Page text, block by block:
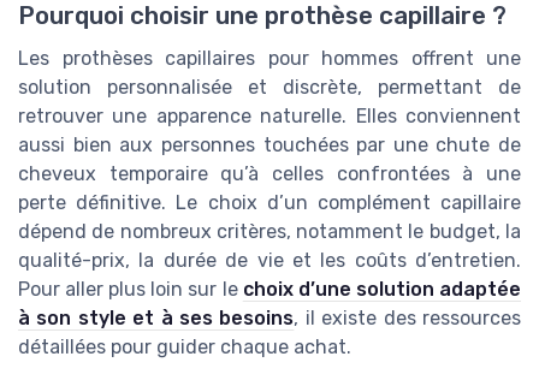
Pourquoi choisir une prothèse capillaire ?
Les prothèses capillaires pour hommes offrent une
solution personnalisée et discrète, permettant de
retrouver une apparence naturelle. Elles conviennent
aussi bien aux personnes touchées par une chute de
cheveux temporaire qu’à celles confrontées à une
perte définitive. Le choix d’un complément capillaire
dépend de nombreux critères, notamment le budget, la
qualité-prix, la durée de vie et les coûts d’entretien.
Pour aller plus loin sur le choix d’une solution adaptée
à son style et à ses besoins, il existe des ressources
détaillées pour guider chaque achat.